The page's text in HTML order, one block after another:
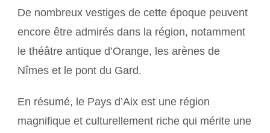
De nombreux vestiges de cette époque peuvent
encore être admirés dans la région, notamment
le théâtre antique d’Orange, les arènes de
Nîmes et le pont du Gard.
En résumé, le Pays d’Aix est une région
magnifique et culturellement riche qui mérite une